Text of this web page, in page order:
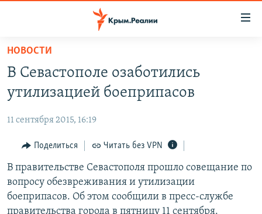
Вернуться
основному
содержанию
Вернутся
навигации
Вернутся
поиску
КАРТА ВОЕННЫХ ОБЪЕКТОВ КРЫМА
11 ЛЕТ ОККУПАЦИИ КРЫМА. 11 ИСТОРИЙ СОПРОТИВЛЕНИЯ
ИСТОРИЯ
ЕЩЕ
ИНТЕРАКТИВ
ИНФОГРАФИКА
ТЕЛЕПРОЕКТ КРЫМ.РЕАЛИИ
РАДІО СВОБОДА
КАК ОБОЙТИ БЛОКИРОВКУ
НОВОСТИ
В Севастополе озаботились
утилизацией боеприпасов
11 сентября 2015, 16:19
Поделиться Читать без VPN
В правительстве Севастополя прошло совещание по
вопросу обезвреживания и утилизации
боеприпасов. Об этом сообщили в пресс-службе
правительства города в пятницу 11 сентября.